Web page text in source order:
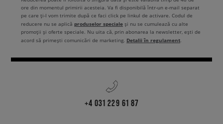
ore din momentul primirii acesteia. Va fi disponibilă într-un e-mail separat
pe care ți-l vom trimite după ce faci click pe linkul de activare. Codul de
reducere nu se aplică produselor speciale și nu se cumulează cu alte
promoții și oferte speciale. Nu uita că, prin abonarea la newsletter, ești de
acord să primești comunicări de marketing. Detalii în regulament.
+4 031 229 61 87